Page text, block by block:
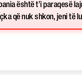
është t’i paraqesë
që nuk shkon, jeni të